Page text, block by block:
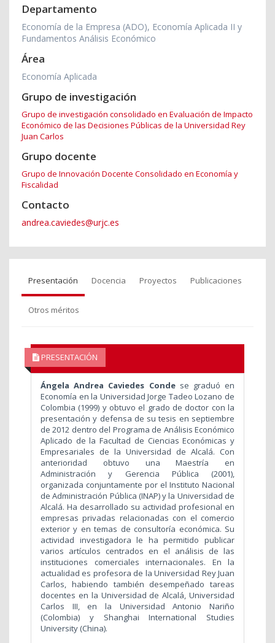
Departamento
Economía de la Empresa (ADO), Economía Aplicada II y
Fundamentos Análisis Económico
Área
Economía Aplicada
Grupo de investigación
Grupo de investigación consolidado en Evaluación de Impacto
Económico de las Decisiones Públicas de la Universidad Rey
Juan Carlos
Grupo docente
Grupo de Innovación Docente Consolidado en Economía y
Fiscalidad
Contacto
andrea.caviedes@urjc.es
Presentación Docencia Proyectos Publicaciones
Otros méritos
PRESENTACIÓN
Ángela Andrea Caviedes Conde se graduó en
Economía en la Universidad Jorge Tadeo Lozano de
Colombia (1999) y obtuvo el grado de doctor con la
presentación y defensa de su tesis en septiembre
de 2012 dentro del Programa de Análisis Económico
Aplicado de la Facultad de Ciencias Económicas y
Empresariales de la Universidad de Alcalá. Con
anterioridad obtuvo una Maestría en
Administración y Gerencia Pública (2001),
organizada conjuntamente por el Instituto Nacional
de Administración Pública (INAP) y la Universidad de
Alcalá. Ha desarrollado su actividad profesional en
empresas privadas relacionadas con el comercio
exterior y en temas de consultoría económica. Su
actividad investigadora le ha permitido publicar
varios artículos centrados en el análisis de las
instituciones comerciales internacionales. En la
actualidad es profesora de la Universidad Rey Juan
Carlos, habiendo también desempeñado tareas
docentes en la Universidad de Alcalá, Universidad
Carlos III, en la Universidad Antonio Nariño
(Colombia) y Shanghai International Studies
University (China).